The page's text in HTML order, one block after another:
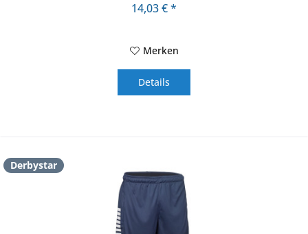
14,03 € *
Merken
Details
Derbystar